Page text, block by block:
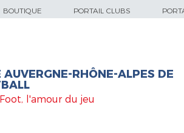
BOUTIQUE PORTAIL CLUBS
AUVERGNE-RHÔNE-ALPES DE
l'amour du jeu